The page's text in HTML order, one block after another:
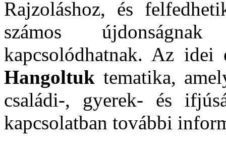
Rajzoláshoz, és
számos
kapcsolódhatnak. Az
Hangoltuk tematika,
családi-, gyerek- és
kapcsolatban további